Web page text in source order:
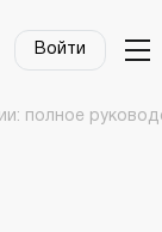
Войти
полное